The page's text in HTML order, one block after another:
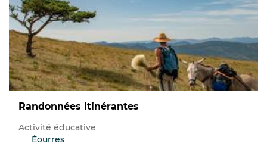
Randonnées Itinérantes
Activité éducative
Éourres